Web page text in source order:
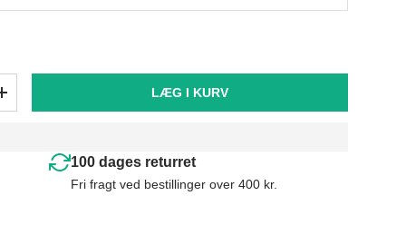
+ LÆG I KURV
100 dages returret
Fri fragt ved bestillinger over 400 kr.